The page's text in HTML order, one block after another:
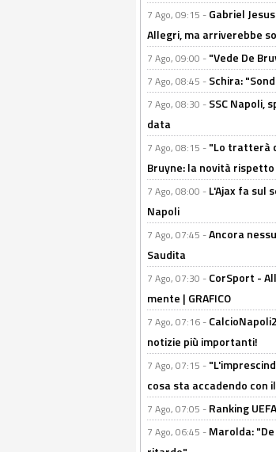
7 Ago, 09:15 - Gabriel
Allegri, ma arriverebbe
7 Ago, 09:00 - "Vede De
7 Ago, 08:45 - Schira:
7 Ago, 08:30 - SSC Napoli,
data
7 Ago, 08:15 - "Lo tratterà
Bruyne: la novità
7 Ago, 08:00 - L'Ajax fa sul
Napoli
7 Ago, 07:45 -Ancora
Saudita
7 Ago, 07:30 - CorSport -
mente | GRAFICO
7 Ago, 07:16 -
notizie più importanti!
7 Ago, 07:15 -
cosa sta accadendo con
7 Ago, 07:05 - Ranking
7 Ago, 06:45 - Marolda: